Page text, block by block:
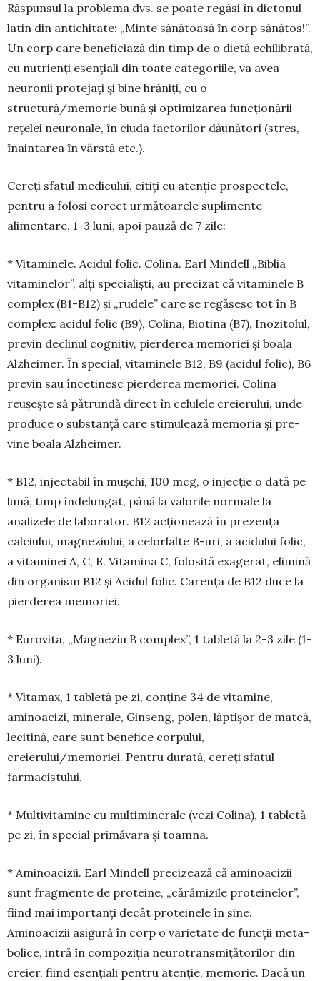
Răspunsul la problema dvs. se poate regăsi în dictonul
latin din antichitate: „Minte sănătoasă în corp sănătos!”.
Un corp care beneficiază din timp de o dietă echilibrată,
cu nutrienți esențiali din toate categoriile, va avea
neuronii protejați și bine hrăniți, cu o
structură/memorie bună și optimi­zarea funcționării
rețelei neuronale, în ciuda fac­torilor dăunători (stres,
înaintarea în vârstă etc.).
Cereți sfatul medicului, citiți cu atenție pros­pectele,
pentru a folosi corect următoarele supli­mente
alimentare, 1-3 luni, apoi pauză de 7 zile:
* Vitaminele. Acidul folic. Colina. Earl Mindell „Biblia
vitaminelor”, alți spe­cialiști, au precizat că vitaminele B
complex (B1-B12) și „rudele” care se regăsesc tot în B
complex: acidul folic (B9), Co­lina, Biotina (B7), Inozitolul,
previn declinul cogni­tiv, pierderea memoriei și boala
Alzheimer. În spe­cial, vitaminele B12, B9 (acidul folic), B6
previn sau încetinesc pierderea memoriei. Colina
reușește să pătrundă direct în celulele creierului, unde
pro­duce o substanță care stimulează memoria și pre­
vine boala Alzheimer.
* B12, injectabil în mușchi, 100 mcg, o injecție o dată pe
lună, timp îndelungat, până la valorile normale la
analizele de laborator. B12 acționează în prezența
calciului, magneziului, a celorlalte B-uri, a acidului folic,
a vitaminei A, C, E. Vitamina C, folosită exagerat, eli­mină
din organism B12 și Acidul folic. Carența de B12 duce la
pierderea memoriei.
* Eurovita, „Magneziu B com­plex”, 1 tabletă la 2-3 zile (1-
3 luni).
* Vitamax, 1 tabletă pe zi, con­ține 34 de vitami­ne,
aminoacizi, mi­nerale, Ginseng, polen, lăptișor de matcă,
lecitină, care sunt bene­fice corpului,
creierului/memoriei. Pentru durată, cereți sfatul
farma­cis­tului.
* Multivitamine cu multimine­rale (vezi Colina), 1 tabletă
pe zi, în special primăvara și toamna.
* Aminoacizii. Earl Mindell precizează că aminoacizii
sunt frag­mente de proteine, „cărămizile pro­teinelor”,
fiind mai importanți decât pro­teinele în sine.
Aminoacizii asi­gură în corp o varietate de funcții meta­
bo­lice, intră în compoziția neu­­ro­trans­mi­țătorilor din
creier, fiind esențiali pentru a­ten­­­ție, me­mo­rie. Dacă un